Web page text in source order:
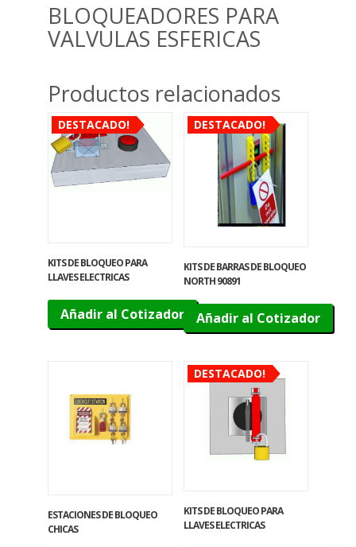
BLOQUEADORES PARA
VALVULAS ESFERICAS
Productos relacionados
DESTACADO!
KITS DE BLOQUEO PARA
LLAVES ELECTRICAS
Añadir al Cotizador
DESTACADO!
KITS DE BARRAS DE BLOQUEO
NORTH 90891
Añadir al Cotizador
ESTACIONES DE BLOQUEO
CHICAS
DESTACADO!
KITS DE BLOQUEO PARA
LLAVES ELECTRICAS